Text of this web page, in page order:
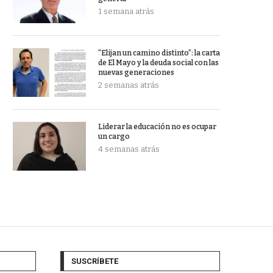
1 semana atrás
“Elijan un camino distinto”: la carta
de El Mayo y la deuda social con las
nuevas generaciones
2 semanas atrás
Liderar la educación no es ocupar
un cargo
4 semanas atrás
SUSCRÍBETE